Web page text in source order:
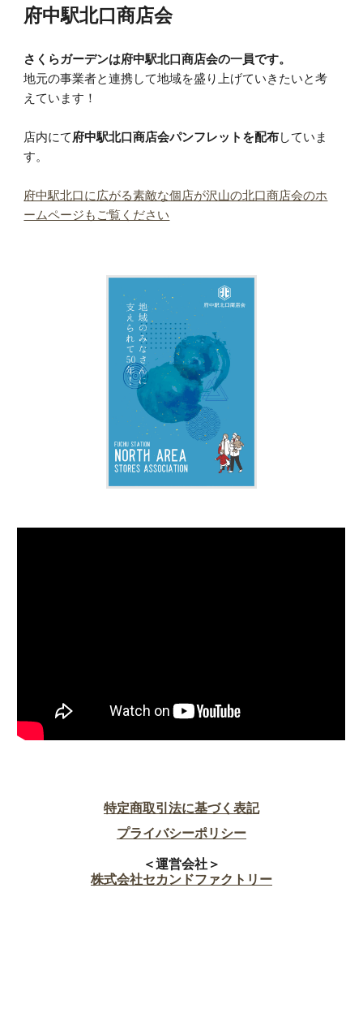
府中駅北口商店会
さくらガーデンは府中駅北口商店会の一員です。
地元の事業者と連携して地域を盛り上げていきたいと考
えています！
店内にて府中駅北口商店会パンフレットを配布していま
す。
府中駅北口に広がる素敵な個店が沢山の北口商店会のホ
ームページもご覧ください
特定商取引法に基づく表記
プライバシーポリシー
＜運営会社＞
株式会社セカンドファクトリー